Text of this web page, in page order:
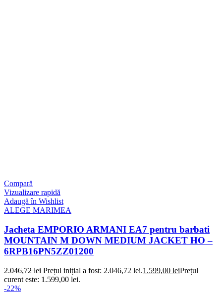
Compară
Vizualizare rapidă
Adaugă în Wishlist
ALEGE MARIMEA
Jacheta EMPORIO ARMANI EA7 pentru barbati
MOUNTAIN M DOWN MEDIUM JACKET HO –
6RPB16PN5ZZ01200
2.046,72lei Prețul inițial a fost: 2.046,72 lei.1.599,00 leiPrețul
curent este: 1.599,00 lei.
-22%